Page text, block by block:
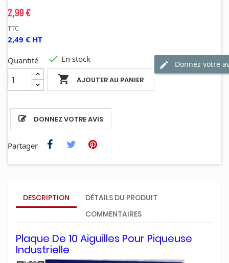
2,99 €
TTC
2,49 € HT
Quantité
 AJOUTER AU PANIER
 En stock
DONNEZ VOTRE AVIS
Donnez votre
Partager
DESCRIPTION
DÉTAILS DU PRODUIT
COMMENTAIRES
Plaque De 10 Aiguilles Pour Piqueuse
Industrielle